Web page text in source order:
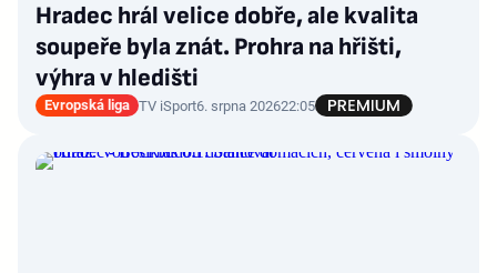
Hradec hrál velice dobře, ale kvalita
soupeře byla znát. Prohra na hřišti,
výhra v hledišti
Evropská liga TV iSport6. srpna 202622:05